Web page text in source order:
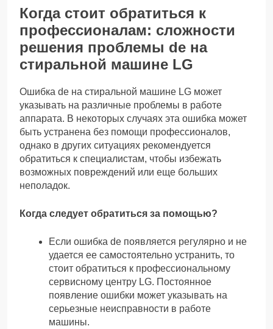
Когда стоит обратиться к
профессионалам: сложности
решения проблемы de на
стиральной машине LG
Ошибка de на стиральной машине LG может
указывать на различные проблемы в работе
аппарата. В некоторых случаях эта ошибка может
быть устранена без помощи профессионалов,
однако в других ситуациях рекомендуется
обратиться к специалистам, чтобы избежать
возможных повреждений или еще больших
неполадок.
Когда следует обратиться за помощью?
Если ошибка de появляется регулярно и не
удается ее самостоятельно устранить, то
стоит обратиться к профессиональному
сервисному центру LG. Постоянное
появление ошибки может указывать на
серьезные неисправности в работе
машины.